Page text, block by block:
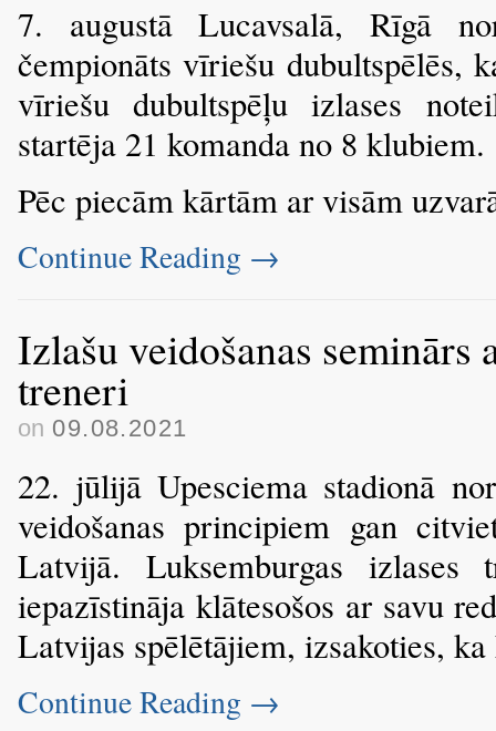
7. augustā Lucavsalā, Rīgā
čempionāts vīriešu dubultspēlēs,
vīriešu dubultspēļu izlases
startēja 21 komanda no 8 klubiem.
Pēc piecām kārtām ar visām
Continue Reading →
Izlašu veidošanas seminārs
treneri
on 09.08.2021
22. jūlijā Upesciema stadionā
veidošanas principiem gan
Latvijā. Luksemburgas
iepazīstināja klātesošos ar savu
Latvijas spēlētājiem, izsakoties,
Continue Reading →